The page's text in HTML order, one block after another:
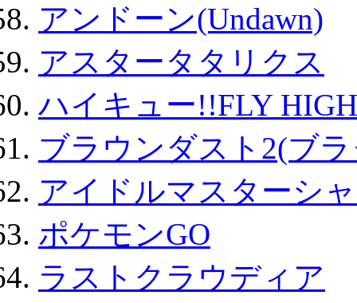
アンドーン(Undawn)
アスタータタリクス
ハイキュー!!FLY HIGH
ブラウンダスト2(ブ
アイドルマスターシ
ポケモンGO
ラストクラウディア